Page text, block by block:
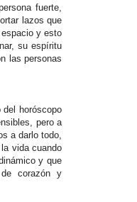
fuerte,
lazos que
y esto
su espíritu
las personas
del horóscopo
pero a
a darlo todo,
vida cuando
y que
corazón y